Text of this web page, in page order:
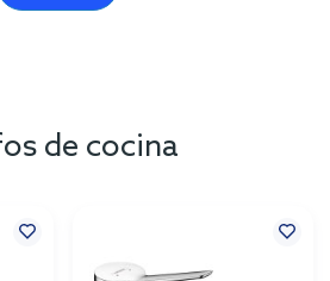
de cocina